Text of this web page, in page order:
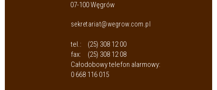
07-100 Węgrów
sekretariat@wegrow.com.pl
tel.:
(25) 308 12 00
fax:
(25) 308 12 08
Całodobowy telefon alarmowy:
0 668 116 015